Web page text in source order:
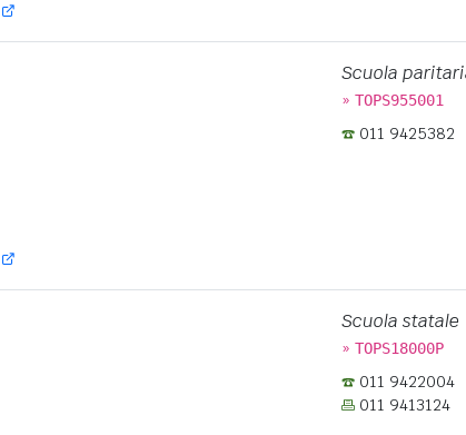
Scuola
» TOPS955001
011 9425382
Scuola statale
» TOPS18000P
011 9422004
011 9413124